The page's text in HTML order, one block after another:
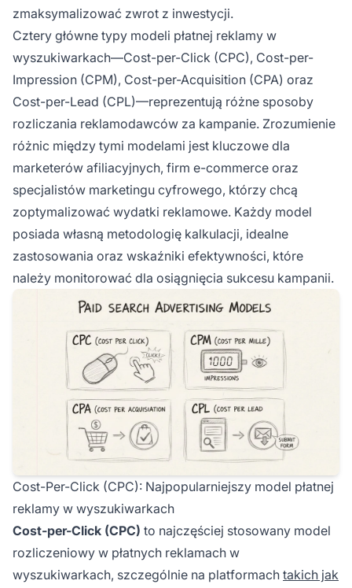
zmaksymalizować zwrot z inwestycji.
Cztery główne typy modeli płatnej reklamy w
wyszukiwarkach—Cost-per-Click (CPC), Cost-per-
Impression (CPM), Cost-per-Acquisition (CPA) oraz
Cost-per-Lead (CPL)—reprezentują różne sposoby
rozliczania reklamodawców za kampanie. Zrozumienie
różnic między tymi modelami jest kluczowe dla
marketerów afiliacyjnych, firm e-commerce oraz
specjalistów marketingu cyfrowego, którzy chcą
zoptymalizować wydatki reklamowe. Każdy model
posiada własną metodologię kalkulacji, idealne
zastosowania oraz wskaźniki efektywności, które
należy monitorować dla osiągnięcia sukcesu kampanii.
Cost-Per-Click (CPC): Najpopularniejszy model płatnej
reklamy w wyszukiwarkach
Cost-per-Click (CPC) to najczęściej stosowany model
rozliczeniowy w płatnych reklamach w
wyszukiwarkach, szczególnie na platformach takich jak